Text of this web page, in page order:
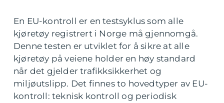
En EU-kontroll er en testsyklus som alle
kjøretøy registrert i Norge må gjennomgå.
Denne testen er utviklet for å sikre at alle
kjøretøy på veiene holder en høy standard
når det gjelder trafikksikkerhet og
miljøutslipp. Det finnes to hovedtyper av EU-
kontroll: teknisk kontroll og periodisk